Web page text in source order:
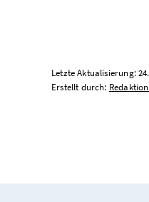
Letzte Aktualisierung:
Erstellt durch: